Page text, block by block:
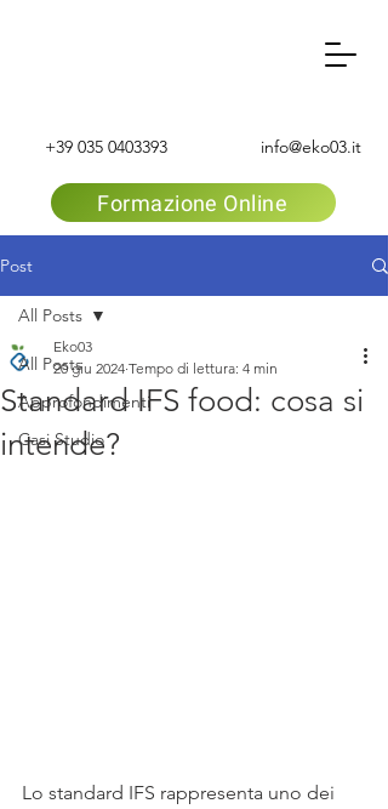
+39 035 0403393 info@eko03.it
Formazione Online
Post
All Posts
Approfondimenti
Casi Studio
All Posts
Standard IFS food: cosa si
intende?
Eko03
20 giu 2024 Tempo di lettura: 4 min
Lo standard IFS rappresenta uno dei